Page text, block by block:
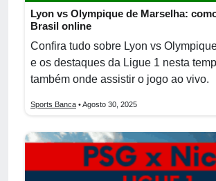
Lyon vs Olympique de Marselha:
Brasil online
Confira tudo sobre Lyon vs
e os destaques da Ligue 1 nesta
também onde assistir o jogo ao vivo.
Sports Banca • Agosto 30, 2025